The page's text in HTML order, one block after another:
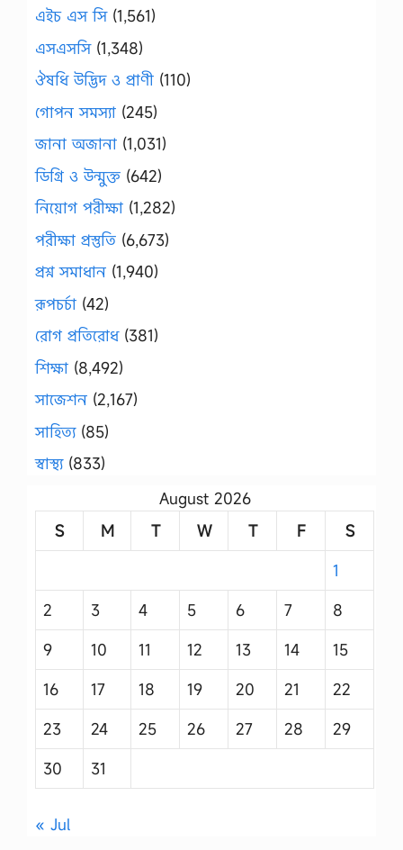
এইচ এস সি(1,561)
এসএসসি(1,348)
ঔষধি উদ্ভিদ ও প্রাণী (110)
গোপন সমস্যা (245)
জানা অজানা (1,031)
ডিগ্রি ও উন্মুক্ত (642)
নিয়োগ পরীক্ষা (1,282)
পরীক্ষা প্রস্তুতি (6,673)
প্রশ্ন সমাধান (1,940)
রূপচর্চা (42)
রোগ প্রতিরোধ(381)
শিক্ষা (8,492)
সাজেশন (2,167)
সাহিত্য(85)
স্বাস্থ্য(833)
August 2026
S
M T W T F
S
1
2
3 4 5 6 7
8
9
10 11 12 13 14
15
16
17 18 19 20 21
22
23
24 25 26 27 28
29
30
31
« Jul